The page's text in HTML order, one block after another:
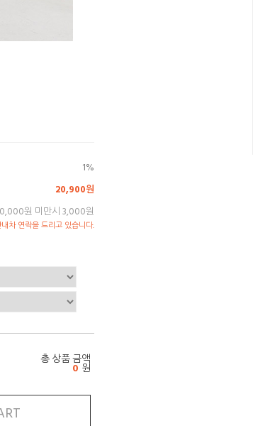
1%
20,900원
원 미만시 3,000원
차 연락을 드리고 있습니다.
총 상품 금액
0 원